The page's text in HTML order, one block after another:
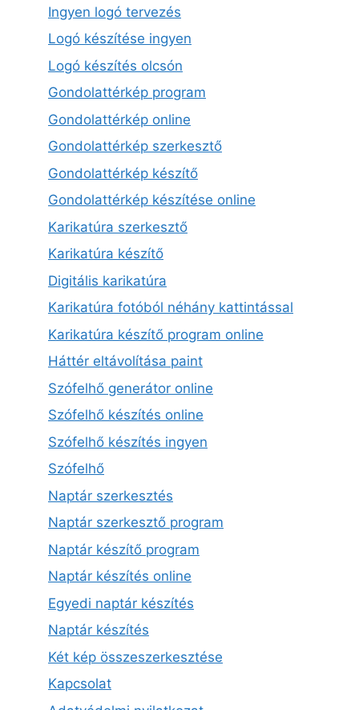
Ingyen logó tervezés
Logó készítése ingyen
Logó készítés olcsón
Gondolattérkép program
Gondolattérkép online
Gondolattérkép szerkesztő
Gondolattérkép készítő
Gondolattérkép készítése online
Karikatúra szerkesztő
Karikatúra készítő
Digitális karikatúra
Karikatúra fotóból néhány kattintással
Karikatúra készítő program online
Háttér eltávolítása paint
Szófelhő generátor online
Szófelhő készítés online
Szófelhő készítés ingyen
Szófelhő
Naptár szerkesztés
Naptár szerkesztő program
Naptár készítő program
Naptár készítés online
Egyedi naptár készítés
Naptár készítés
Két kép összeszerkesztése
Kapcsolat